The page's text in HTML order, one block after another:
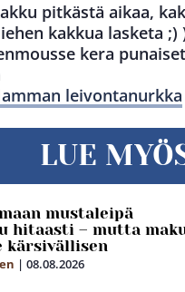
pitkästä aikaa,
kakkua lasketa ;)
kera
leivontanurkka
LUE
mustaleipä
hitaasti – mutta
kärsivällisen
| 08.08.2026